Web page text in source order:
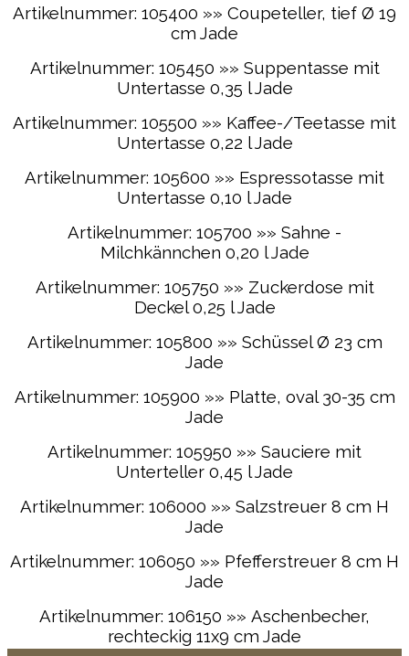
Artikelnummer: 105400 »» Coupeteller, tief Ø 19
cm Jade
Artikelnummer: 105450 »» Suppentasse mit
Untertasse 0,35 l Jade
Artikelnummer: 105500 »» Kaffee-/Teetasse mit
Untertasse 0,22 l Jade
Artikelnummer: 105600 »» Espressotasse mit
Untertasse 0,10 l Jade
Artikelnummer: 105700 »» Sahne -
Milchkännchen 0,20 l Jade
Artikelnummer: 105750 »» Zuckerdose mit
Deckel 0,25 l Jade
Artikelnummer: 105800 »» Schüssel Ø 23 cm
Jade
Artikelnummer: 105900 »» Platte, oval 30-35 cm
Jade
Artikelnummer: 105950 »» Sauciere mit
Unterteller 0,45 l Jade
Artikelnummer: 106000 »» Salzstreuer 8 cm H
Jade
Artikelnummer: 106050 »» Pfefferstreuer 8 cm H
Jade
Artikelnummer: 106150 »» Aschenbecher,
rechteckig 11x9 cm Jade